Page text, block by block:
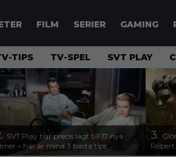
FILM SERIER GAMING
TIPS TV-SPEL SVT PLAY
SVT Play har precis lagt till 17 nya
– här är mina 3 bästa tips
3.